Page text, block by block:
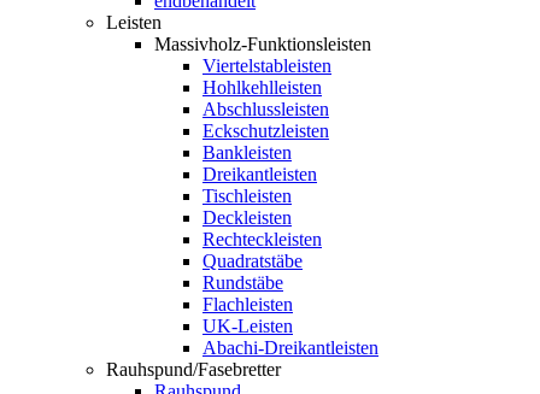
Leisten
Massivholz-Funktionsleisten
Viertelstableisten
Hohlkehlleisten
Abschlussleisten
Eckschutzleisten
Bankleisten
Dreikantleisten
Tischleisten
Deckleisten
Rechteckleisten
Quadratstäbe
Rundstäbe
Flachleisten
UK-Leisten
Abachi-Dreikantleisten
Rauhspund/Fasebretter